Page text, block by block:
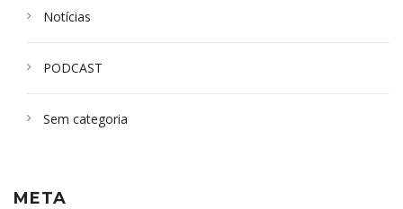
Notícias
PODCAST
Sem categoria
META